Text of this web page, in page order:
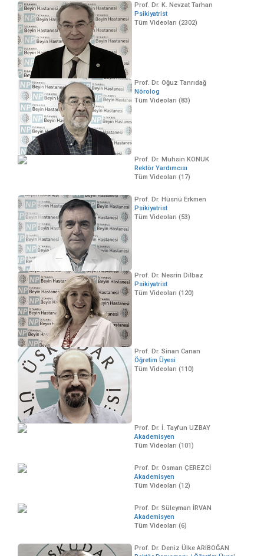
Prof. Dr. K. Nevzat Tarhan
Psikiyatrist
Tüm Videoları (2302)
Prof. Dr. Oğuz Tanrıdağ
Nörolog
Tüm Videoları (83)
Prof. Dr. Muhsin KONUK
Rektör Yardımcısı
Tüm Videoları (17)
Prof. Dr. Hüsnü Erkmen
Psikiyatrist
Tüm Videoları (53)
Prof. Dr. Nesrin Dilbaz
Psikiyatrist
Tüm Videoları (120)
Prof. Dr. Sinan Canan
Öğretim Üyesi
Tüm Videoları (110)
Prof. Dr. İ. Tayfun UZBAY
Akademisyen
Tüm Videoları (101)
Prof. Dr. Osman ÇEREZCİ
Akademisyen
Tüm Videoları (12)
Prof. Dr. Süleyman İRVAN
Akademisyen
Tüm Videoları (6)
Prof. Dr. Deniz Ülke ARIBOĞAN